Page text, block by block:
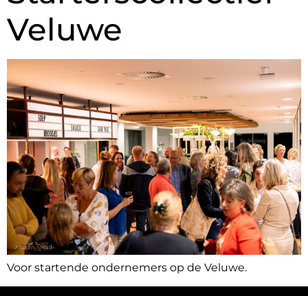
Veluwe
Voor startende ondernemers op de Veluwe.